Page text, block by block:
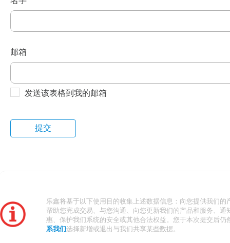
邮箱
发送该表格到我的邮箱
乐鑫将基于以下使用目的收集上述数据信息：向您提供我们的
帮助您完成交易、与您沟通、向您更新我们的产品和服务、通
惠、保护我们系统的安全或其他合法权益。您于本次提交后仍
系我们 选择新增或退出与我们共享某些数据。